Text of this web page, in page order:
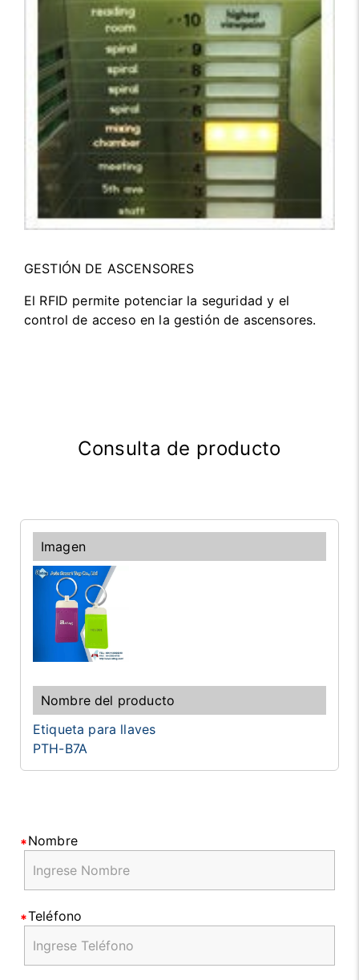
GESTIÓN DE ASCENSORES
El RFID permite potenciar la seguridad y el
control de acceso en la gestión de ascensores.
Consulta de producto
Etiqueta para llaves
PTH-B7A
Nombre
Teléfono